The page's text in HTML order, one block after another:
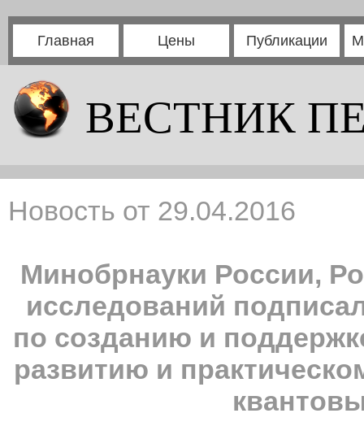
Главная Цены Публикации
ВЕСТНИК
Новость от 29.04.2016
Минобрнауки России,
исследований
по созданию и
развитию и